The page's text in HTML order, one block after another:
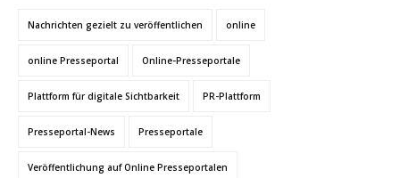
Nachrichten gezielt zu veröffentlichen online
online Presseportal Online-Presseportale
Plattform für digitale Sichtbarkeit PR-Plattform
Presseportal-News Presseportale
Veröffentlichung auf Online Presseportalen